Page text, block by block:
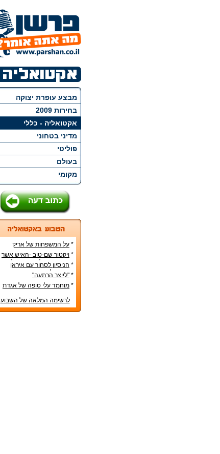
מבצע עופרת יצוקה
בחירות 2009
אקטואליה - כללי
מדיני בטחוני
פוליטי
בעולם
מקומי
* על המשפחות של אריק
איינשטיין ואורי זוהר
* ויקטור שם-טוב -האיש אשר
עיצב את מפלגת השמאל
מפ"ם
* הניסיון לסחור עם איראן
בדרכים לא-כשרות
* "לייצר הרתעה"
* מוחמד עלי סופה של אגדת
לרשימה המלאה של השבוע